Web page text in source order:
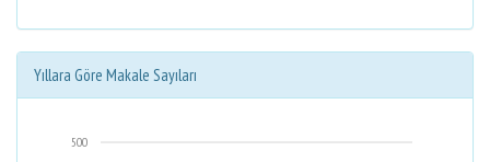
Yıllara Göre Makale Sayıları
500